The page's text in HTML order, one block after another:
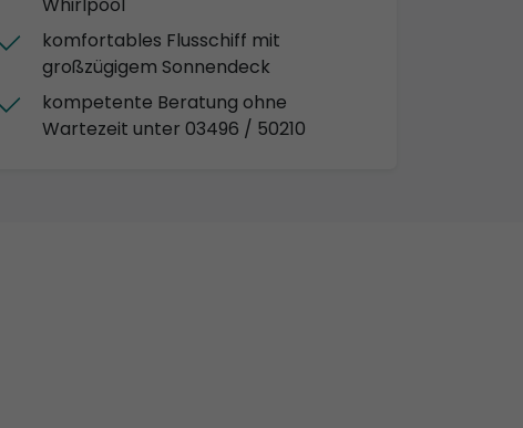
komfortables Flusschiff mit
großzügigem Sonnendeck
kompetente Beratung ohne
Wartezeit unter 03496 / 50210